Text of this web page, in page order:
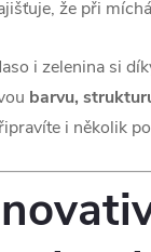
že při
i zelenina si
barvu,
i několik